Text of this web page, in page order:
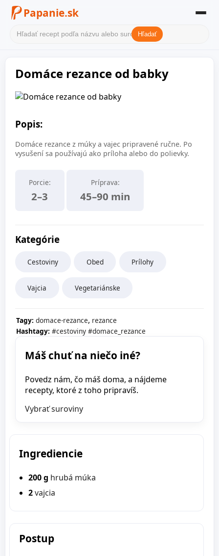
Papanie.sk
Filter receptov
Kategórie
O nás
Kontakt
Hľadať
Domáce rezance od babky
Popis:
Domáce rezance z múky a vajec pripravené ručne. Po
vysušení sa používajú ako príloha alebo do polievky.
Porcie:
2–3
Príprava:
45–90 min
Kategórie
Cestoviny Obed Prílohy
Vajcia Vegetariánske
Tagy: domace-rezance, rezance
Hashtagy: #cestoviny #domace_rezance
Máš chuť na niečo iné?
Povedz nám, čo máš doma, a nájdeme
recepty, ktoré z toho pripravíš.
Vybrať suroviny
Ingrediencie
200 g hrubá múka
2vajcia
Postup